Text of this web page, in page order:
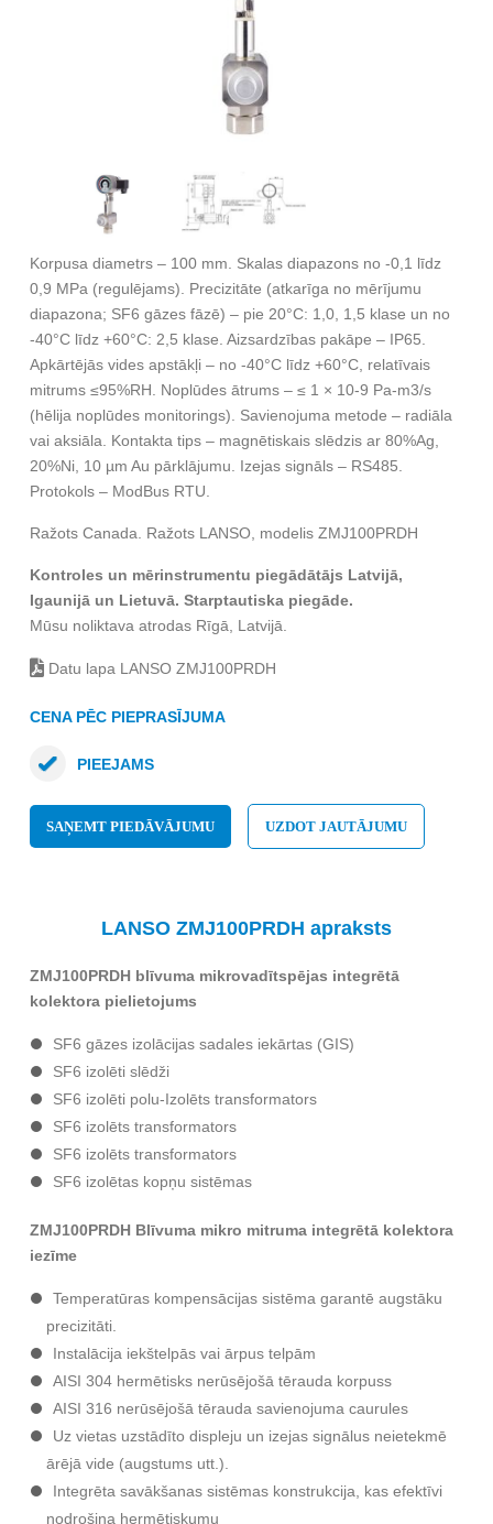
Korpusa diametrs – 100 mm. Skalas diapazons no -0,1 līdz
0,9 MPa (regulējams). Precizitāte (atkarīga no mērījumu
diapazona; SF6 gāzes fāzē) – pie 20°C: 1,0, 1,5 klase un no
-40°C līdz +60°C: 2,5 klase. Aizsardzības pakāpe – IP65.
Apkārtējās vides apstākļi – no -40°C līdz +60°C, relatīvais
mitrums ≤95%RH. Noplūdes ātrums – ≤ 1 × 10-9 Pa-m3/s
(hēlija noplūdes monitorings). Savienojuma metode – radiāla
vai aksiāla. Kontakta tips – magnētiskais slēdzis ar 80%Ag,
20%Ni, 10 µm Au pārklājumu. Izejas signāls – RS485.
Protokols – ModBus RTU.
Ražots Canada. Ražots LANSO, modelis ZMJ100PRDH
Kontroles un mērinstrumentu piegādātājs Latvijā,
Igaunijā un Lietuvā. Starptautiska piegāde.
Mūsu noliktava atrodas Rīgā, Latvijā.
Datu lapa LANSO ZMJ100PRDH
CENA PĒC PIEPRASĪJUMA
PIEEJAMS
SAŅEMT PIEDĀVĀJUMU UZDOT JAUTĀJUMU
LANSO ZMJ100PRDH apraksts
ZMJ100PRDH blīvuma mikrovadītspējas integrētā
kolektora pielietojums
SF6 gāzes izolācijas sadales iekārtas (GIS)
SF6 izolēti slēdži
SF6 izolēti polu-Izolēts transformators
SF6 izolēts transformators
SF6 izolēts transformators
SF6 izolētas kopņu sistēmas
ZMJ100PRDH Blīvuma mikro mitruma integrētā kolektora
iezīme
Temperatūras kompensācijas sistēma garantē augstāku
precizitāti.
Instalācija iekštelpās vai ārpus telpām
AISI 304 hermētisks nerūsējošā tērauda korpuss
AISI 316 nerūsējošā tērauda savienojuma caurules
Uz vietas uzstādīto displeju un izejas signālus neietekmē
ārējā vide (augstums utt.).
Integrēta savākšanas sistēmas konstrukcija, kas efektīvi
nodrošina hermētiskumu